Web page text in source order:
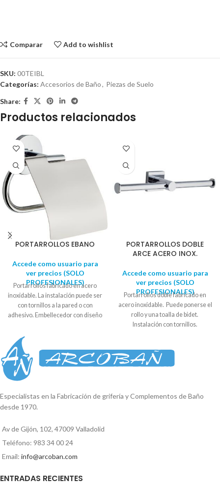
Comparar Add to wishlist
SKU: 00TEIBL
Categorías: Accesorios de Baño, Piezas de Suelo
Share:
Productos relacionados
PORTARROLLOS EBANO
Accede como usuario para
ver precios (SOLO
PROFESIONALES)
Portarrollos fabricado en acero
inoxidable. La instalación puede ser
con tornillos a la pared o con
adhesivo. Embellecedor con diseño
expositora. Diámetro soporte: 5,5
PORTARROLLOS DOBLE
ARCE ACERO INOX.
Accede como usuario para
ver precios (SOLO
PROFESIONALES)
Portarrollos doble fabricado en
acero inoxidable. Puede ponerse el
rollo y una toalla de bidet.
Instalación con tornillos.
expositora. Medida embellecedor:
5cm x 5cm Largo: 28,5cm
vídeo
Especialistas en la Fabricación de grifería y Complementos de Baño
desde 1970.
Av de Gijón, 102, 47009 Valladolid
Teléfono: 983 34 00 24
Email: info@arcoban.com
ENTRADAS RECIENTES